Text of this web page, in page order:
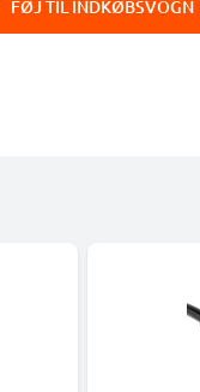
FØJ TIL INDKØBSVOGN